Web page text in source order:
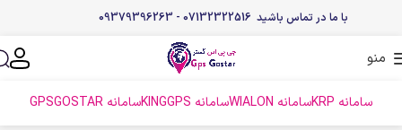
با ما در تماس باشید 07132322516 - 09379396263
منو
سامانه KRP سامانه WIALON سامانه KINGGPS سامانه GPSGOSTAR